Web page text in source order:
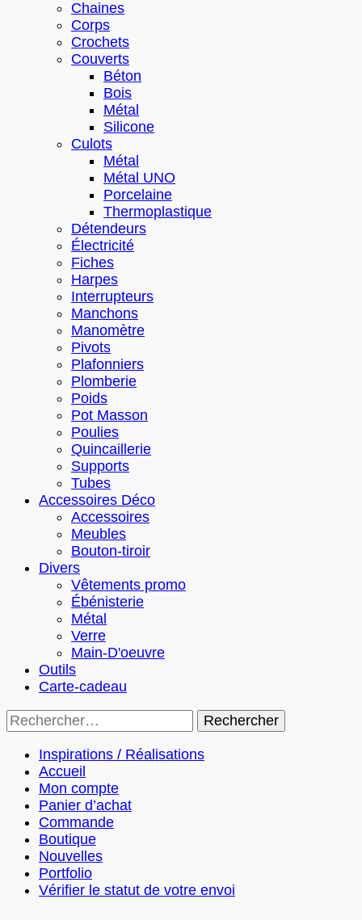
Chaines
Corps
Crochets
Couverts
Béton
Bois
Métal
Silicone
Culots
Métal
Métal UNO
Porcelaine
Thermoplastique
Détendeurs
Électricité
Fiches
Harpes
Interrupteurs
Manchons
Manomètre
Pivots
Plafonniers
Plomberie
Poids
Pot Masson
Poulies
Quincaillerie
Supports
Tubes
Accessoires Déco
Accessoires
Meubles
Bouton-tiroir
Divers
Vêtements promo
Ébénisterie
Métal
Verre
Main-D'oeuvre
Outils
Carte-cadeau
Rechercher :
Inspirations / Réalisations
Accueil
Mon compte
Panier d’achat
Commande
Boutique
Nouvelles
Portfolio
Vérifier le statut de votre envoi